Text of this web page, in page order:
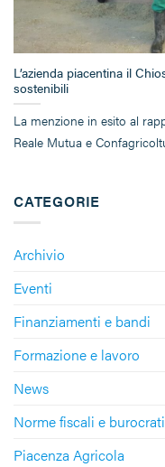
CATEGORIE
Archivio
Eventi
Finanziamenti e bandi
Formazione e lavoro
News
Norme fiscali e
Piacenza Agricola
L’azienda piacentina il
sostenibili
La menzione in esito al
Reale Mutua e